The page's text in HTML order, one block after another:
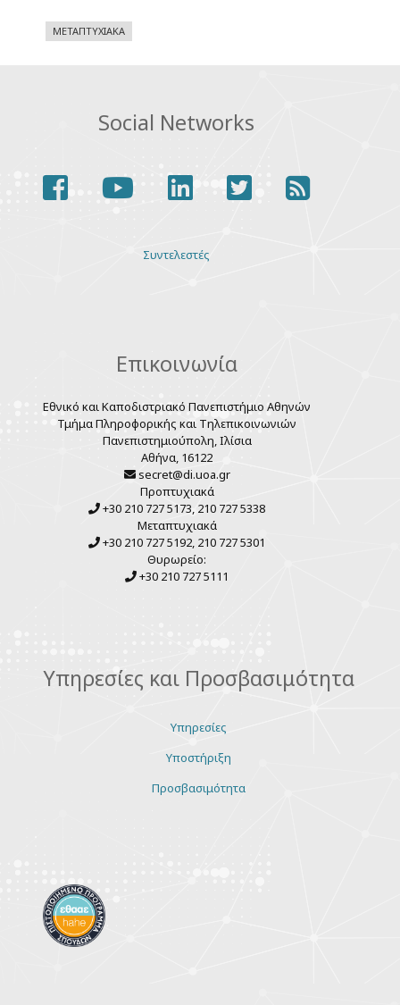
ΜΕΤΑΠΤΥΧΙΑΚΆ
Social Networks
facebookyoutubelinkedintwitterrss
Συντελεστές
Επικοινωνία
Εθνικό και Καποδιστριακό Πανεπιστήμιο Αθηνών
Τμήμα Πληροφορικής και Τηλεπικοινωνιών
Πανεπιστημιούπολη, Ιλίσια
Αθήνα, 16122
secret@di.uoa.gr
Προπτυχιακά
+30 210 727 5173, 210 727 5338
Μεταπτυχιακά
+30 210 727 5192, 210 727 5301
Θυρωρείο:
+30 210 727 5111
Υπηρεσίες και Προσβασιμότητα
Υπηρεσίες
Υποστήριξη
Προσβασιμότητα